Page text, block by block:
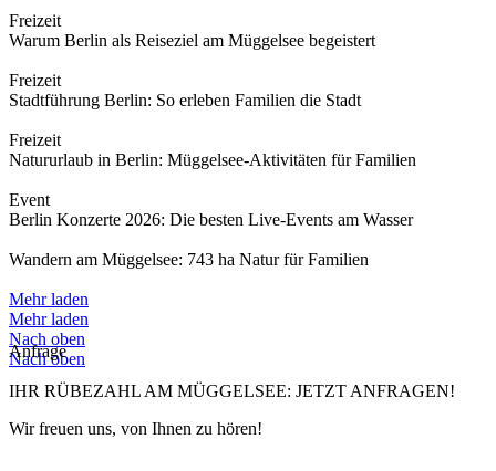
Freizeit
Warum Berlin als Reiseziel am Müggelsee begeistert
Freizeit
Stadtführung Berlin: So erleben Familien die Stadt
Freizeit
Natururlaub in Berlin: Müggelsee-Aktivitäten für Familien
Event
Berlin Konzerte 2026: Die besten Live-Events am Wasser
Wandern am Müggelsee: 743 ha Natur für Familien
Mehr laden
Mehr laden
Nach oben
Nach oben
Anfrage
IHR RÜBEZAHL AM MÜGGELSEE: JETZT ANFRAGEN!
Wir freuen uns, von Ihnen zu hören!